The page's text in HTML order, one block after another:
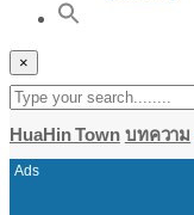
×
HuaHin Town บทความ